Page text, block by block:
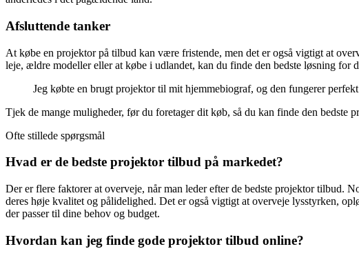
Afsluttende tanker
At købe en projektor på tilbud kan være fristende, men det er også vigtigt at
leje, ældre modeller eller at købe i udlandet, kan du finde den bedste løsning for
Jeg købte en brugt projektor til mit hjemmebiograf, og den fungerer
Tjek de mange muligheder, før du foretager dit køb, så du kan finde den bedste
Ofte stillede spørgsmål
Hvad er de bedste projektor tilbud på markedet?
Der er flere faktorer at overveje, når man leder efter de bedste projektor tilbud.
deres høje kvalitet og pålidelighed. Det er også vigtigt at overveje lysstyrken,
der passer til dine behov og budget.
Hvordan kan jeg finde gode projektor tilbud online?